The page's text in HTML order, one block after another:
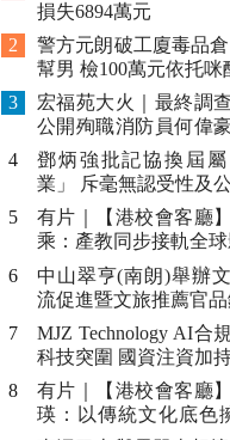
損失6894萬元
警方元朗破工廈毒品
幫男 檢100萬元依托咪
宏福苑大火｜最終調
公開殉職消防員何偉
照片
鄧炳強批記協換屆
業」 斥毫無認受性及
有片｜【港校會客廳
乘：產教同步接軌全
中山翠亨(南朗)舉辦
流促進暨文旅推薦官
MJZ Technology AI合
科技突圍 國資注資加
有片｜【港校會客廳
瑛：以傳統文化底色